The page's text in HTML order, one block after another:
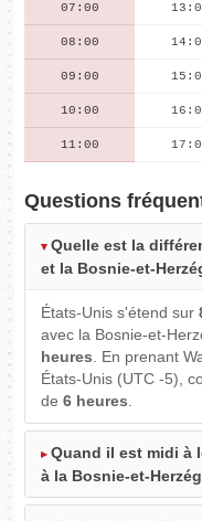
07:00
08:00
09:00
10:00
11:00
Questions
Quelle est la
et la Bosnie-et-
États-Unis s'étend sur
avec la Bosnie-et-
heures. En prenant
États-Unis (UTC -5),
de6 heures.
Quand il est midi à
à la Bosnie-et-